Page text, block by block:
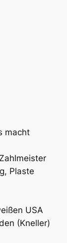
macht
Plaste
USA
(Kneller)